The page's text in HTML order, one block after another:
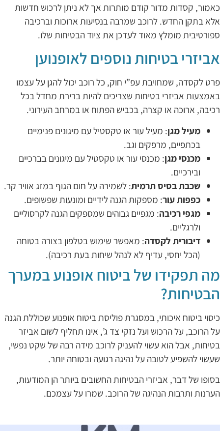
קסדות מדור קודם מותרות אך לא ניתן לרכוש חדשות
בתקן החדש. לרוכב שמרבה בנסיעות ארוכות וברכיבה
מומלץ מאוד לעדכן את ציוד הבטיחות שלו.
בטיחות נוספים לאופנוען
לקסדה, שמחויבת עפ”י חוק, כל רוכב יכול להגן על עצמו
אביזרי בטיחות שצריכים להיות ברירת מחדל בכל
ארוכה או קצרה, בכביש הפתוח או במרחב העירוני.
מעיל מגן: מעיל עור או טקסטיל עם מיגונים פנימיים
בכתפיים, מרפקים וגב.
מכנסי מגן: מכנסי עור או טקסטיל עם מיגונים בברכיים
ובירכיים.
שכבת בסיס תרמית: לשמירה על חום הגוף במזג אוויר קר.
כפפות עור: מספקות הגנה לידיים ומונעות שפשופים.
מגפי רכיבה: מגפיים גבוהים שמספקים הגנה לקרסוליים
ולרגליים.
דיבורית לקסדה: מאפשר שימוש בטלפון בצורה בטוחה
(הכל יחסי, עדיף לא לנהל שיחות בעת רכיבה).
תפקידו של ביטוח אופנוע במערך
ביטוח איכותי, במסגרת פוליסת ביטוח אופנוע שכוללת הגנה
הרוכב, על הרכוש ועל נזקי צד ג’, אינו תחליף לשום אביזר
אבל הוא עשוי להעניק לרוכב מידה רבה של שקט נפשי,
להשפיע לטובה על נהיגה רגועה ובטוחה יותר.
של דבר, אביזרי הבטיחות החשובים ביותר הן המודעות,
ותרבות הנהיגה של הרוכב. שמרו על עצמכם.